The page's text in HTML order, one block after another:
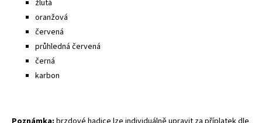
žlutá
oranžová
červená
průhledná červená
černá
karbon